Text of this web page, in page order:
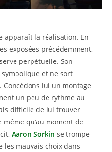
apparaît la réalisation. En
exposées précédemment,
perpétuelle. Son
symbolique et ne sort
lui un montage
un peu de rythme au
difficile de lui trouver
qu’au moment de
Aaron Sorkin se trompe
les mauvais choix dans